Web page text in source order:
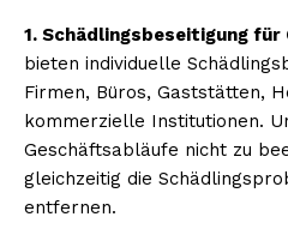
1. Schädlingsbeseitigung
bieten individuelle
Firmen, Büros, Gaststätten,
kommerzielle Institutionen.
Geschäftsabläufe nicht zu
gleichzeitig die
entfernen.